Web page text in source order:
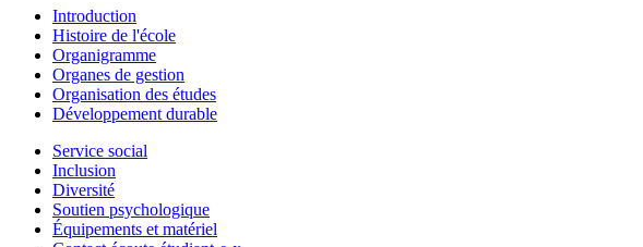
Introduction
Histoire de l'école
Organigramme
Organes de gestion
Organisation des études
Développement durable
Service social
Inclusion
Diversité
Soutien psychologique
Équipements et matériel